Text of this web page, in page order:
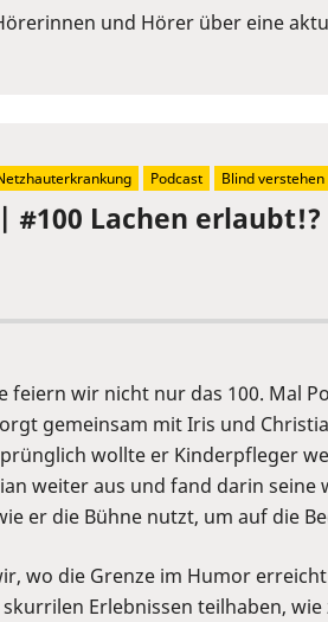
und Hörer über eine
#100 Lachen erlaubt!?
feiern wir nicht nur das 100. Mal
gemeinsam mit Iris und
wollte er Kinderpfleger
weiter aus und fand darin
er die Bühne nutzt, um auf die
wo die Grenze im Humor
Erlebnissen teilhaben,
Podcast Blind verstehen